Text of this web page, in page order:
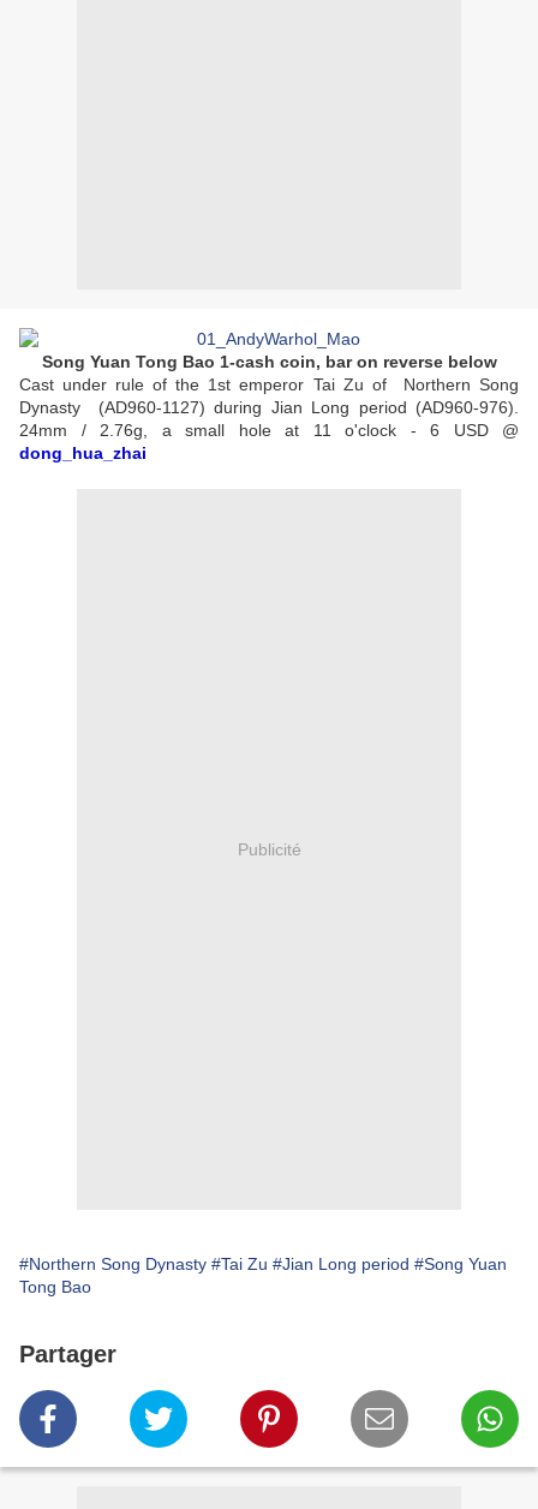
Song Yuan Tong Bao 1-cash coin, bar on reverse below
Cast under rule of the 1st emperor Tai Zu of Northern Song
Dynasty (AD960-1127) during Jian Long period (AD960-976).
24mm / 2.76g, a small hole at 11 o'clock - 6 USD @
dong_hua_zhai
Publicité
#Northern Song Dynasty #Tai Zu #Jian Long period #Song Yuan
Tong Bao
Partager